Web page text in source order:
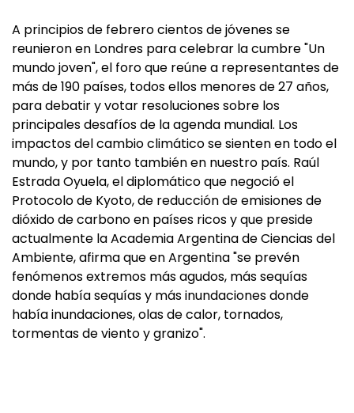
A principios de febrero cientos de jóvenes se
reunieron en Londres para celebrar la cumbre "Un
mundo joven", el foro que reúne a representantes de
más de 190 países, todos ellos menores de 27 años,
para debatir y votar resoluciones sobre los
principales desafíos de la agenda mundial. Los
impactos del cambio climático se sienten en todo el
mundo, y por tanto también en nuestro país. Raúl
Estrada Oyuela, el diplomático que negoció el
Protocolo de Kyoto, de reducción de emisiones de
dióxido de carbono en países ricos y que preside
actualmente la Academia Argentina de Ciencias del
Ambiente, afirma que en Argentina "se prevén
fenómenos extremos más agudos, más sequías
donde había sequías y más inundaciones donde
había inundaciones, olas de calor, tornados,
tormentas de viento y granizo".